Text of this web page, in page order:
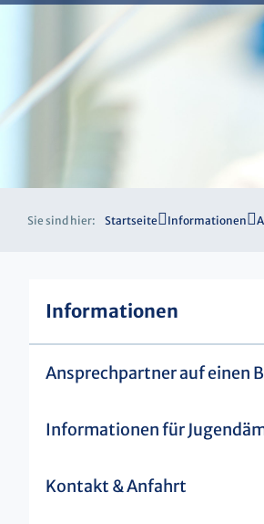
Sie sind hier: Startseite Informationen
Informationen
Ansprechpartner auf einen
Informationen für
Kontakt & Anfahrt